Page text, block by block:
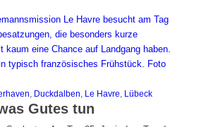
Duckdalben Le Havre Lübeck
Gutes tun